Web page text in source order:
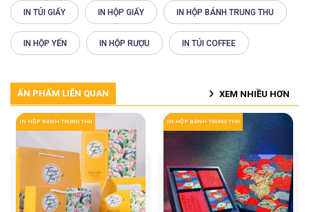
IN TÚI GIẤY IN HỘP GIẤY IN HỘP BÁNH TRUNG THU
IN HỘP YẾN IN HỘP RƯỢU IN TÚI COFFEE
ẤN PHẨM LIÊN QUAN XEM NHIỀU HƠN
IN HỘP BÁNH TRUNG THU IN HỘP BÁNH TRUNG THU